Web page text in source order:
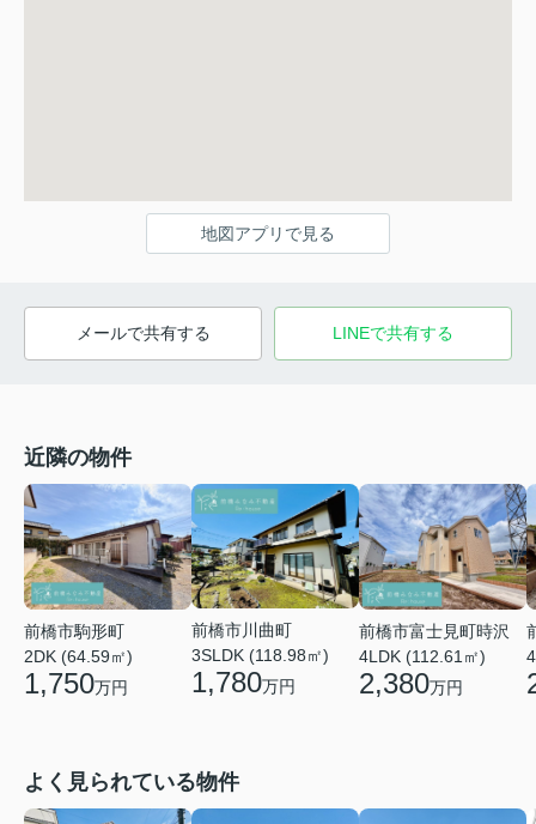
地図アプリで見る
メールで共有する LINEで共有する
近隣の物件
前橋市駒形町
2DK (64.59㎡)
1,750万円
前橋市川曲町
3SLDK (118.98㎡)
1,780万円
前橋市富士見町時沢
4LDK (112.61㎡)
2,380万円
よく見られている物件